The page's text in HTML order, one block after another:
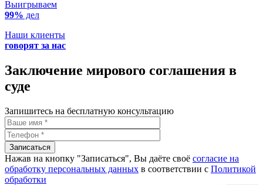
Выигрываем
99% дел
Наши клиенты
говорят за нас
Заключение мирового соглашения в
суде
Запишитесь на бесплатную консультацию
Нажав на кнопку "Записаться", Вы даёте своё согласие на
обработку персональных данных в соответствии с Политикой
обработки